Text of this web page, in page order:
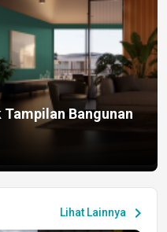
Bangunan
Lihat Lainnya chevron_right